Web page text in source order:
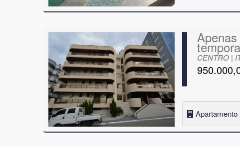
CENTRO |
Apartamento